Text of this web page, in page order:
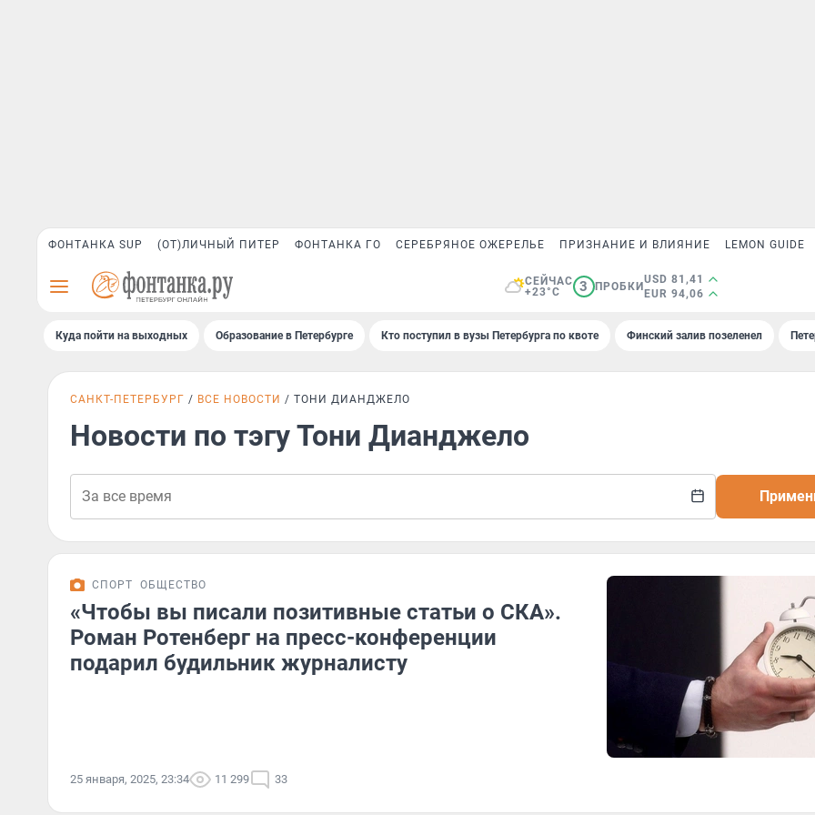
ФОНТАНКА SUP (ОТ)ЛИЧНЫЙ ПИТЕР ФОНТАНКА ГО СЕРЕБРЯНОЕ ОЖЕРЕЛЬЕ ПРИЗНАНИЕ И ВЛИЯНИЕ LEMON GUIDE
СЕЙЧАС
+23°C
3 ПРОБКИ
USD 81,41
EUR 94,06
Куда пойти на выходных Образование в Петербурге Кто поступил в вузы Петербурга по квоте Финский залив позеленел
САНКТ-ПЕТЕРБУРГ ВСЕ НОВОСТИ ТОНИ ДИАНДЖЕЛО
Новости по тэгу Тони Дианджело
СПОРТ ОБЩЕСТВО
«Чтобы вы писали позитивные статьи о СКА».
Роман Ротенберг на пресс-конференции
подарил будильник журналисту
25 января, 2025, 23:34 11 299 33